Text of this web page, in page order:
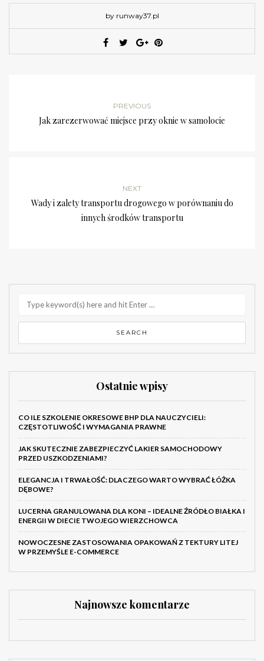
by runway37.pl
PREVIOUS
Jak zarezerwować miejsce przy oknie w samolocie
NEXT
Wady i zalety transportu drogowego w porównaniu do
innych środków transportu
Ostatnie wpisy
CO ILE SZKOLENIE OKRESOWE BHP DLA NAUCZYCIELI:
CZĘSTOTLIWOŚĆ I WYMAGANIA PRAWNE
JAK SKUTECZNIE ZABEZPIECZYĆ LAKIER SAMOCHODOWY
PRZED USZKODZENIAMI?
ELEGANCJA I TRWAŁOŚĆ: DLACZEGO WARTO WYBRAĆ ŁÓŻKA
DĘBOWE?
LUCERNA GRANULOWANA DLA KONI – IDEALNE ŹRÓDŁO BIAŁKA I
ENERGII W DIECIE TWOJEGO WIERZCHOWCA
NOWOCZESNE ZASTOSOWANIA OPAKOWAŃ Z TEKTURY LITEJ
W PRZEMYŚLE E-COMMERCE
Najnowsze komentarze